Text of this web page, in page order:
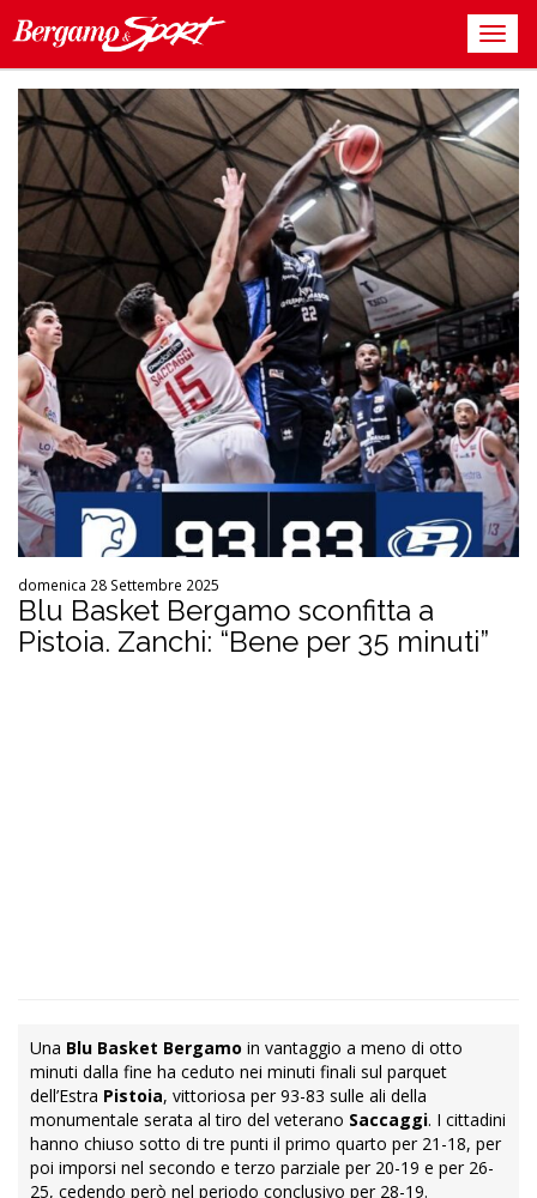
domenica 28 Settembre 2025
Blu Basket Bergamo sconfitta a
Pistoia. Zanchi: “Bene per 35 minuti”
Una Blu Basket Bergamo in vantaggio a meno di otto
minuti dalla fine ha ceduto nei minuti finali sul parquet
dell’Estra Pistoia, vittoriosa per 93-83 sulle ali della
monumentale serata al tiro del veterano Saccaggi. I cittadini
hanno chiuso sotto di tre punti il primo quarto per 21-18, per
poi imporsi nel secondo e terzo parziale per 20-19 e per 26-
25, cedendo però nel periodo conclusivo per 28-19.